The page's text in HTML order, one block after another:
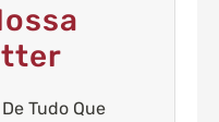
Tudo Que